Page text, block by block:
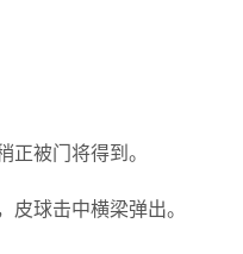
正被门将得到。
球击中横梁弹出。